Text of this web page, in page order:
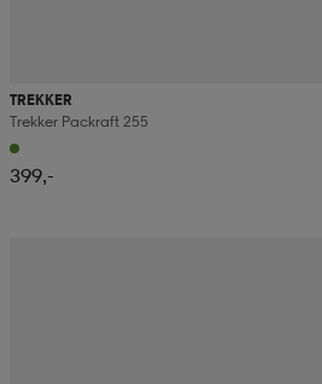
TREKKER
Trekker Packraft 255
399,-